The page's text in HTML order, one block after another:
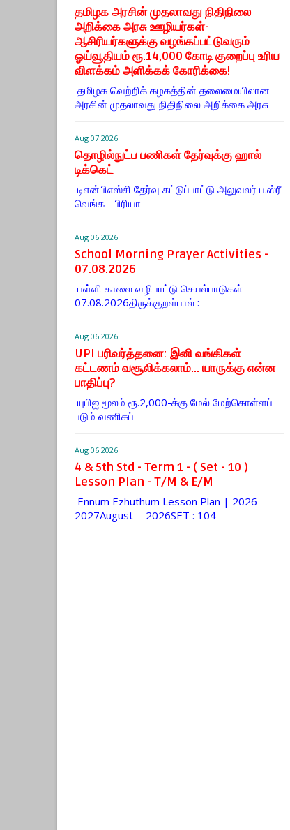
தமிழக அரசின் முதலாவது நிதிநிலை
அறிக்கை அரசு ஊழியர்கள்-
ஆசிரியர்களுக்கு வழங்கப்பட்டுவரும்
ஓய்வூதியம் ரூ.14,000 கோடி குறைப்பு உரிய
விளக்கம் அளிக்கக் கோரிக்கை!
தமிழக வெற்றிக் கழகத்தின் தலைமையிலான
அரசின் முதலாவது நிதிநிலை அறிக்கை அரசு
Aug 07 2026
தொழில்நுட்ப பணிகள் தேர்வுக்கு ஹால் ​
டிக்கெட்
டிஎன்​பிஎஸ்சி தேர்வு கட்​டுப்​பாட்டு அலு​வலர் ப.ஸ்ரீ
வெங்கட பிரியா
Aug 06 2026
School Morning Prayer Activities -
07.08.2026
பள்ளி காலை வழிபாட்டு செயல்பாடுகள் -
07.08.2026திருக்குறள்பால் :
Aug 06 2026
UPI பரிவர்த்தனை: இனி வங்கிகள்
கட்டணம் வசூலிக்கலாம்... யாருக்கு என்ன
பாதிப்பு?
யுபிஐ மூலம் ரூ.2,000-க்கு மேல் மேற்​கொள்​ளப்​
படும் வணி​கப்
Aug 06 2026
4 & 5th Std - Term 1 - ( Set - 10 )
Lesson Plan - T/M & E/M
Ennum Ezhuthum Lesson Plan | 2026 -
2027August - 2026SET : 104